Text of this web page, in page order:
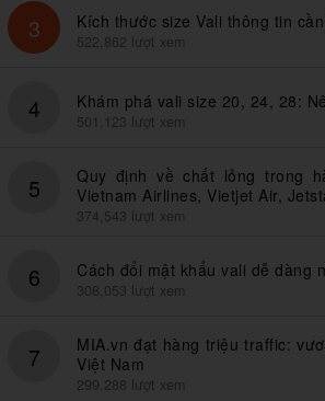
3 Kích thước size Vali thông tin
522,862 lượt xem
4 Khám phá vali size 20, 24, 28:
501,123 lượt xem
5
Quy định về chất lỏng trong
Vietnam Airlines, Vietjet Air,
374,543 lượt xem
6 Cách đổi mật khẩu vali dễ dàng
308,053 lượt xem
7
MIA.vn đạt hàng triệu traffic:
Việt Nam
299,288 lượt xem